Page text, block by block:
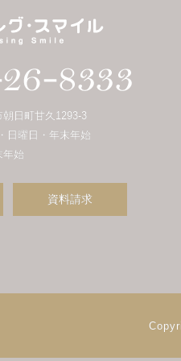
日町甘久1293-3
日曜日・年末年始
年始
資料請求